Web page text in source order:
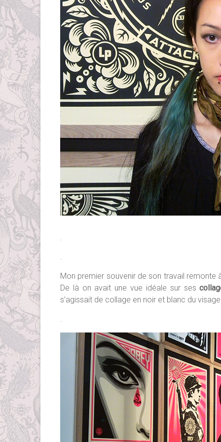
.
.
Mon premier souvenir de son travail remonte
De là on avait une vue idéale sur ses
s’agissait de collage en noir et blanc du
.